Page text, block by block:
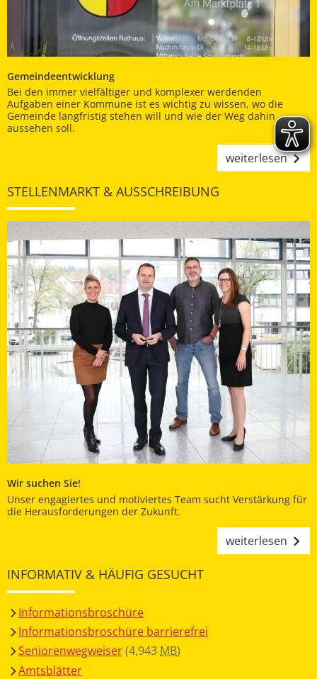
Gemeindeentwicklung
Bei den immer vielfältiger und komplexer werdenden
Aufgaben einer Kommune ist es wichtig zu wissen, wo die
Gemeinde langfristig stehen will und wie der Weg dahin
aussehen soll.
weiterlesen
STELLENMARKT & AUSSCHREIBUNG
Wir suchen Sie!
Unser engagiertes und motiviertes Team sucht Verstärkung für
die Herausforderungen der Zukunft.
weiterlesen
INFORMATIV & HÄUFIG GESUCHT
Informationsbroschüre
Informationsbroschüre barrierefrei
Seniorenwegweiser(4,943MB)
Amtsblätter